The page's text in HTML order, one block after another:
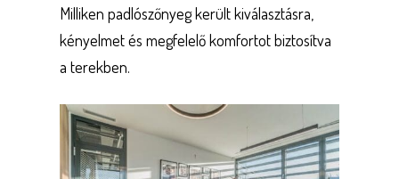
Milliken padlószőnyeg került kiválasztásra,
kényelmet és megfelelő komfortot biztosítva
a terekben.